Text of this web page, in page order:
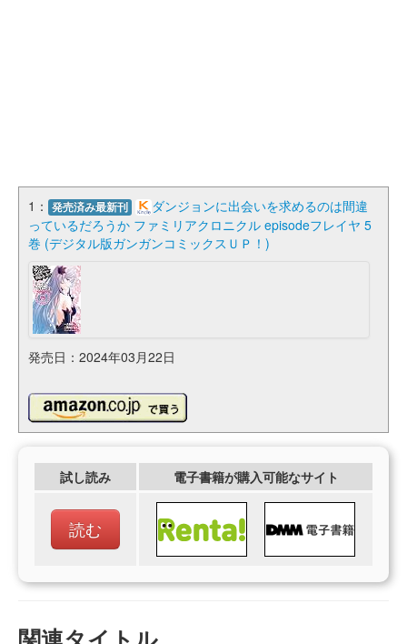
1： 発売済み最新刊
ダンジョンに出会いを求めるのは間違
っているだろうか ファミリアクロニクル episodeフレイヤ 5
巻 (デジタル版ガンガンコミックスＵＰ！)
発売日：2024年03月22日
試し読み 電子書籍が購入可能なサイト
読む